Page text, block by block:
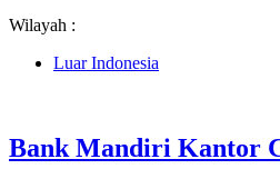
Wilayah :
Luar Indonesia
Bank Mandiri Kantor